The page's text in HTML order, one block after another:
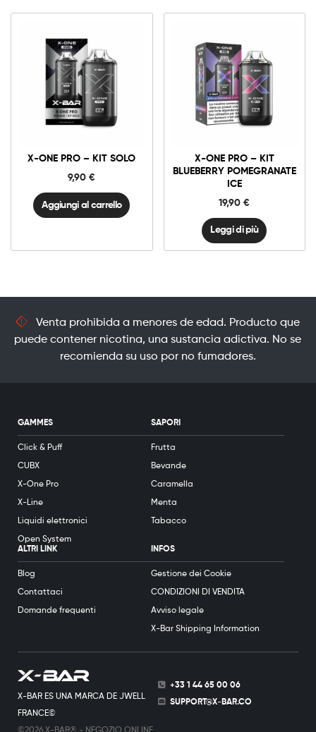
X-ONE PRO – KIT SOLO
9,90€
X-
One
Pro
Solo
Aggiungi al carrello
X-ONE PRO – KIT
BLUEBERRY POMEGRANATE
ICE
19,90€
Leggi di più
Venta prohibida a menores de edad. Producto que
puede contener nicotina, una sustancia adictiva. No se
recomienda su uso por no fumadores.
X-BAR ES UNA MARCA DE JWELL
FRANCE©
+33 1 44 65 00 06
SUPPORT@X-BAR.CO
GAMMES
Click & Puff
CUBX
X-One Pro
X-Line
Liquidi elettronici
Open System
SAPORI
Frutta
Bevande
Caramella
Menta
Tabacco
ALTRI LINK
Blog
Contattaci
Domande frequenti
INFOS
Gestione dei Cookie
CONDIZIONI DI VENDITA
Avviso legale
X-Bar Shipping Information